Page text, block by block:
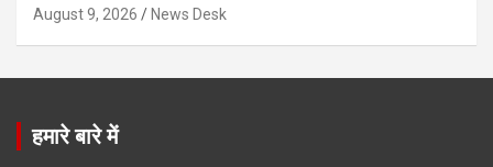
August 9, 2026 News Desk
हमारे बारे में